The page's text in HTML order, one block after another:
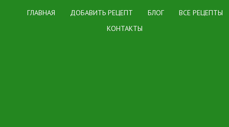
ГЛАВНАЯ ДОБАВИТЬ РЕЦЕПТ БЛОГ
ВСЕ РЕЦЕПТЫ
КОНТАКТЫ